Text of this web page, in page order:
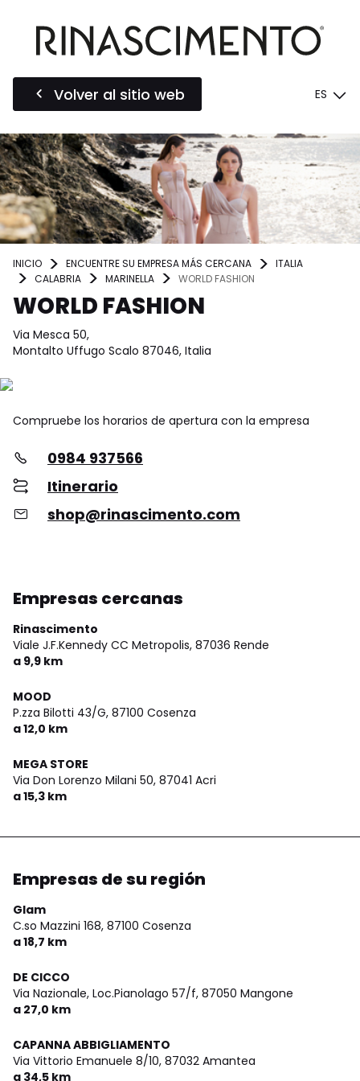
Volver al sitio web ES
INICIO ENCUENTRE SU EMPRESA MÁS CERCANA
ITALIA
CALABRIA
MARINELLA WORLD FASHION
WORLD FASHION
Via Mesca 50,
Montalto Uffugo Scalo 87046, Italia
Compruebe los horarios de apertura con la empresa
0984 937566
Itinerario
shop@rinascimento.com
Empresas cercanas
Rinascimento
Viale J.F.Kennedy CC Metropolis, 87036 Rende
a 9,9 km
MOOD
P.zza Bilotti 43/G, 87100 Cosenza
a 12,0 km
MEGA STORE
Via Don Lorenzo Milani 50, 87041 Acri
a 15,3 km
Empresas de su región
Glam
C.so Mazzini 168, 87100 Cosenza
a 18,7 km
DE CICCO
Via Nazionale, Loc.Pianolago 57/f, 87050 Mangone
a 27,0 km
CAPANNA ABBIGLIAMENTO
Via Vittorio Emanuele 8/10, 87032 Amantea
a 34,5 km